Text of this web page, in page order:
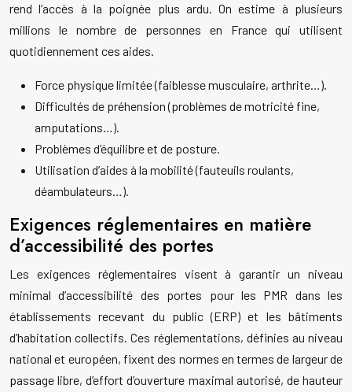
rend l’accès à la poignée plus ardu. On estime à plusieurs
millions le nombre de personnes en France qui utilisent
quotidiennement ces aides.
Force physique limitée (faiblesse musculaire, arthrite…).
Difficultés de préhension (problèmes de motricité fine,
amputations…).
Problèmes d’équilibre et de posture.
Utilisation d’aides à la mobilité (fauteuils roulants,
déambulateurs…).
Exigences réglementaires en matière
d’accessibilité des portes
Les exigences réglementaires visent à garantir un niveau
minimal d’accessibilité des portes pour les PMR dans les
établissements recevant du public (ERP) et les bâtiments
d’habitation collectifs. Ces réglementations, définies au niveau
national et européen, fixent des normes en termes de largeur de
passage libre, d’effort d’ouverture maximal autorisé, de hauteur